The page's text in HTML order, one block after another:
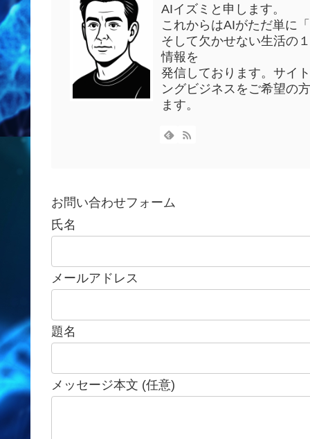
AIイズミと申します。
これからはAIがただ単に
そして欠かせない生活の
情報を
発信しております。サイ
ングビジネスをご希望の
ます。
お問い合わせフォーム
氏名
メールアドレス
題名
メッセージ本文 (任意)